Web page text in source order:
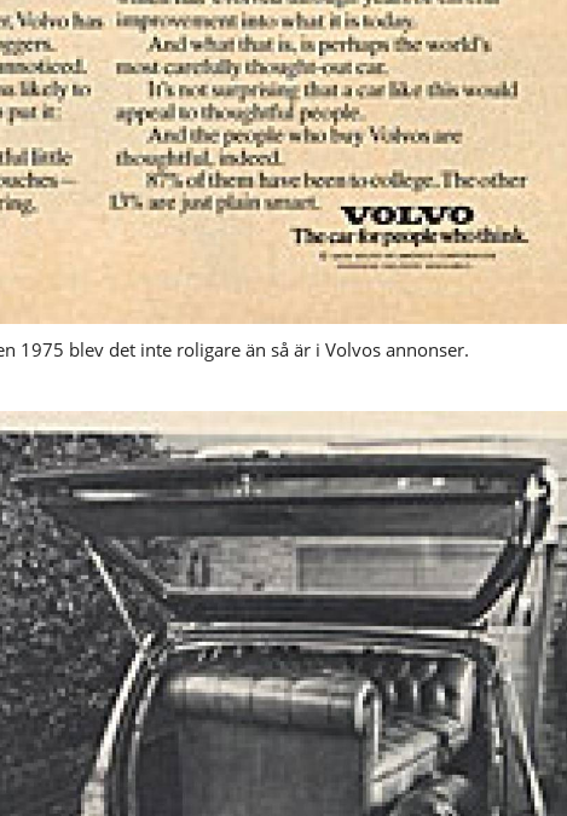
1975 blev det inte roligare än så är i Volvos annonser.